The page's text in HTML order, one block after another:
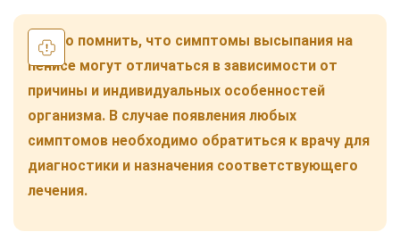
Важно помнить, что симптомы высыпания на
пенисе могут отличаться в зависимости от
причины и индивидуальных особенностей
организма. В случае появления любых
симптомов необходимо обратиться к врачу для
диагностики и назначения соответствующего
лечения.